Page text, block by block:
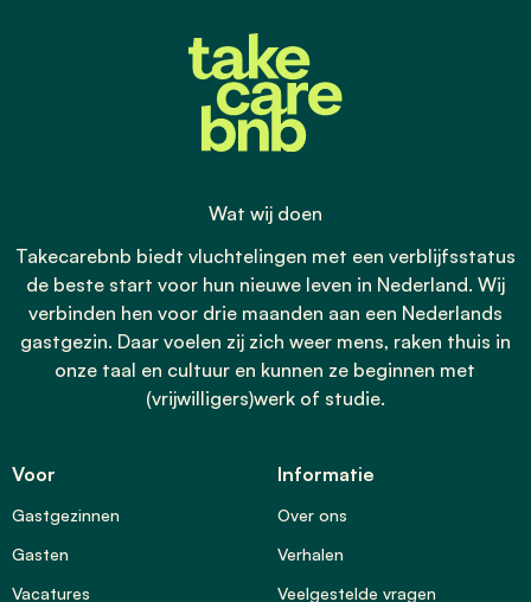
Wat wij doen
Takecarebnb biedt vluchtelingen met een verblijfsstatus
de beste start voor hun nieuwe leven in Nederland. Wij
verbinden hen voor drie maanden aan een Nederlands
gastgezin. Daar voelen zij zich weer mens, raken thuis in
onze taal en cultuur en kunnen ze beginnen met
(vrijwilligers)werk of studie.
Voor
Gastgezinnen
Gasten
Vacatures
Informatie
Over ons
Verhalen
Veelgestelde vragen